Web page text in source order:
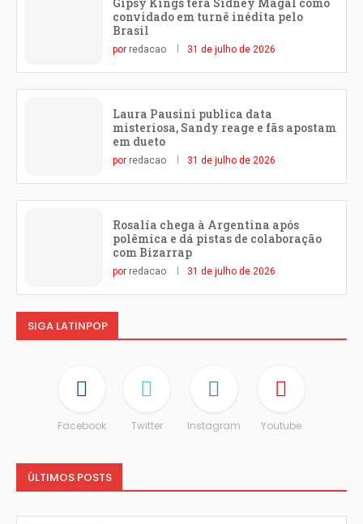
convidado em turnê inédita pelo
Brasil
por redacao 31 de julho de 2026
Laura Pausini publica data
misteriosa, Sandy reage e fãs apostam
em dueto
por redacao 31 de julho de 2026
Rosalía chega à Argentina após
polêmica e dá pistas de colaboração
com Bizarrap
por redacao 31 de julho de 2026
SIGA LATINPOP
Facebook Twitter Instagram Youtube
ÚLTIMOS POSTS